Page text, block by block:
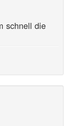
schnell die